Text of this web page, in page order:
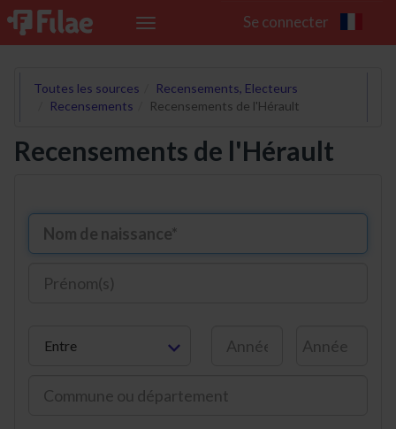
Toggle
Se connecter
Toutes les sources
Recensements, Electeurs
Recensements
Recensements de l'Hérault
Recensements de l'Hérault
Entre